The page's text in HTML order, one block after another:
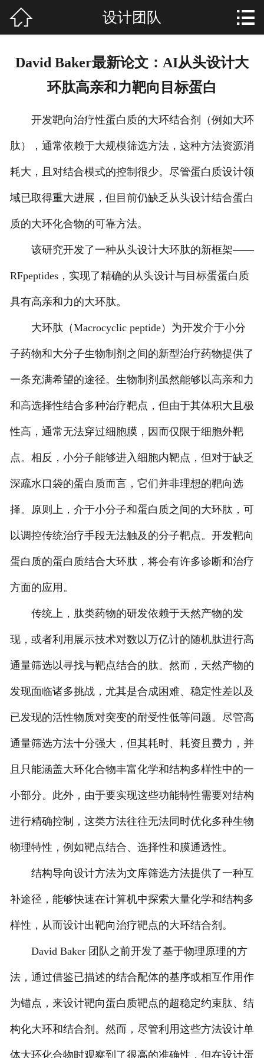
优惠活动
服务流程
留言反馈
 设计团队 
David Baker最新论文：AI从头设计大
环肽高亲和力靶向目标蛋白
开发靶向治疗性蛋白质的大环结合剂（例如大环
肽），通常依赖于大规模筛选方法，这种方法资源消
耗大，且对结合模式的控制很少。尽管蛋白质设计领
域已取得重大进展，但目前仍缺乏从头设计结合蛋白
质的大环化合物的可靠方法。
该研究开发了一种从头设计大环肽的新框架——
RFpeptides，实现了精确的从头设计与目标蛋蛋白质
具有高亲和力的大环肽。
大环肽（Macrocyclic peptide）为开发介于小分
子药物和大分子生物制剂之间的新型治疗药物提供了
一条充满希望的途径。生物制剂虽然能够以高亲和力
和高选择性结合多种治疗靶点，但由于其体积大且极
性高，通常无法穿过细胞膜，因而仅限于细胞外靶
点。相反，小分子能够进入细胞内靶点，但对于缺乏
深疏水口袋的蛋白质而言，它们并非理想的靶向选
择。原则上，介于小分子和蛋白质之间的大环肽，可
以调控传统治疗手段无法触及的分子靶点。开发靶向
蛋白质的蛋白质结合大环肽，将会有许多诊断和治疗
方面的应用。
传统上，肽类药物的研发依赖于天然产物的发
现，或者利用展示技术对数以万亿计的随机肽进行高
通量筛选以寻找与靶点结合的肽。然而，天然产物的
发现面临诸多挑战，尤其是合成困难、稳定性差以及
已发现的活性物质对突变的耐受性低等问题。尽管高
通量筛选方法十分强大，但其耗时、耗资且费力，并
且只能涵盖大环化合物丰富化学和结构多样性中的一
小部分。此外，由于要实现这些功能特性需要对结构
进行精确控制，这类方法往往无法同时优化多种生物
物理特性，例如靶点结合、选择性和膜通透性。
结构导向设计方法为文库筛选方法提供了一种互
补途径，能够快速在计算机中探索大量化学和结构多
样性，从而设计出靶向治疗靶点的大环结合剂。
David Baker 团队之前开发了基于物理原理的方
法，通过借鉴已描述的结合配体的基序或相互作用作
为锚点，来设计靶向蛋白质靶点的超稳定约束肽、结
构化大环和结合剂。然而，尽管利用这些方法设计单
体大环化合物时观察到了很高的准确性，但在设计蛋